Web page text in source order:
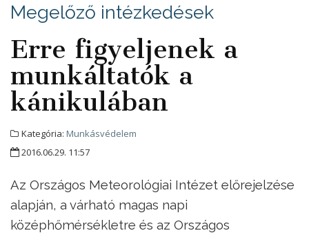
Megelőző intézkedések
Erre figyeljenek a
munkáltatók a
kánikulában
Kategória: Munkásvédelem
2016.06.29. 11:57
Az Országos Meteorológiai Intézet előrejelzése
alapján, a várható magas napi
középhőmérsékletre és az Országos